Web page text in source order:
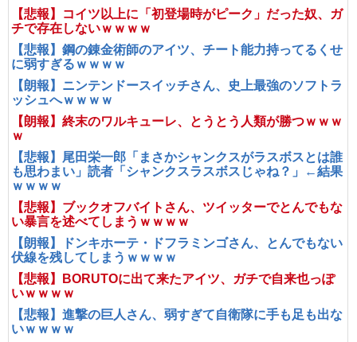
【悲報】コイツ以上に「初登場時がピーク」だった奴、ガ
チで存在しないｗｗｗｗ
【悲報】鋼の錬金術師のアイツ、チート能力持ってるくせ
に弱すぎるｗｗｗｗ
【朗報】ニンテンドースイッチさん、史上最強のソフトラ
ッシュへｗｗｗｗ
【朗報】終末のワルキューレ、とうとう人類が勝つｗｗｗ
ｗ
【悲報】尾田栄一郎「まさかシャンクスがラスボスとは誰
も思わまい」読者「シャンクスラスボスじゃね？」←結果
ｗｗｗｗ
【悲報】ブックオフバイトさん、ツイッターでとんでもな
い暴言を述べてしまうｗｗｗｗ
【朗報】ドンキホーテ・ドフラミンゴさん、とんでもない
伏線を残してしまうｗｗｗｗ
【悲報】BORUTOに出て来たアイツ、ガチで自来也っぽ
いｗｗｗｗ
【悲報】進撃の巨人さん、弱すぎて自衛隊に手も足も出な
いｗｗｗｗ